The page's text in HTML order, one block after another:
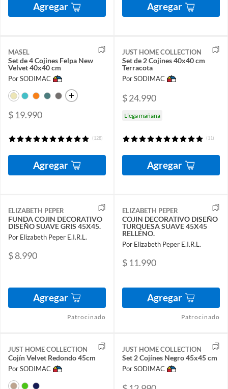
Agregar Agregar
MASEL
Set de 4 Cojines Felpa New
Velvet 40x40 cm
Por SODIMAC
$ 19.990
(128)
Agregar
JUST HOME COLLECTION
Set de 2 Cojines 40x40 cm
Terracota
Por SODIMAC
$ 24.990
Llega mañana
(11)
Agregar
ELIZABETH PEPER
FUNDA COJIN DECORATIVO
DISEÑO SUAVE GRIS 45X45.
Por Elizabeth Peper E.I.R.L.
$ 8.990
Agregar
Patrocinado
ELIZABETH PEPER
COJIN DECORATIVO DISEÑO
TURQUESA SUAVE 45X45
RELLENO.
Por Elizabeth Peper E.I.R.L.
$ 11.990
Agregar
Patrocinado
JUST HOME COLLECTION
Cojín Velvet Redondo 45cm
Por SODIMAC
JUST HOME COLLECTION
Set 2 Cojínes Negro 45x45 cm
Por SODIMAC